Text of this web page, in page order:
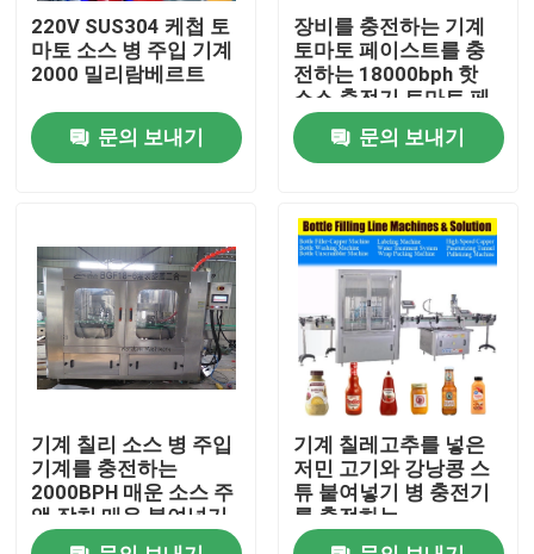
접촉
제품 소개
주스 충전물 기계
소스 충전기
케첩 충전물 기계
소다수 충전물 기계
맥주 충전물 기계
220V SUS304 케첩 토
마토 소스 병 주입 기계
2000 밀리람베르트
문의 보내기
장비를 충전하는 기계
토마토 페이스트를 충
전하는 18000bph 핫
소스 충전기 토마토 페
이스트
문의 보내기
기계 칠리 소스 병 주입
기계를 충전하는
2000BPH 매운 소스 주
액 장치 매운 붙여넣기
기계 칠레고추를 넣은
저민 고기와 강낭콩 스
튜 붙여넣기 병 충전기
를 충전하는
12000BPH 칠리소스